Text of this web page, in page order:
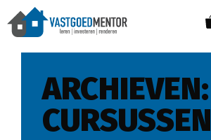
ARCHIEVEN:
CURSUSSEN